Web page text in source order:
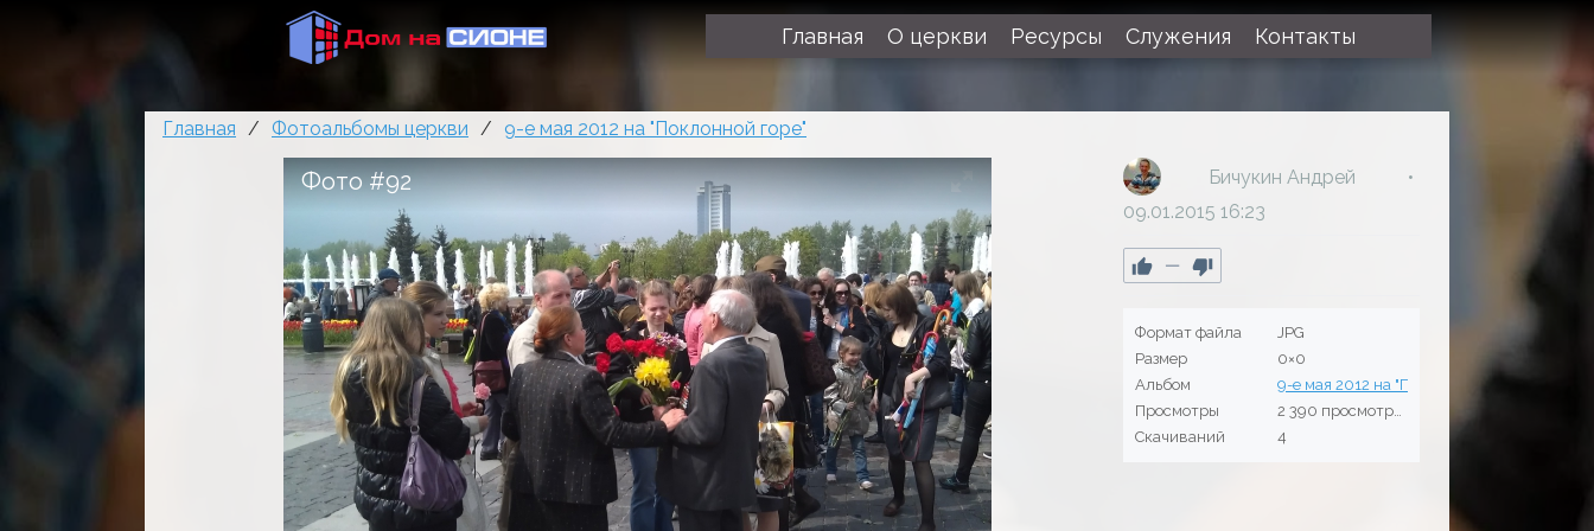
Главная О церкви Ресурсы Служения Контакты
Главная / Фотоальбомы церкви / 9-е мая 2012 на "Поклонной горе"
Фото #92
Бичукин Андрей
09.01.2015 16:23
—
Формат файла
JPG
Размер
0×0
Альбом
9-е мая 2012 на "Поклонной горе"
Просмотры
2 390 просмотров
Скачиваний
4